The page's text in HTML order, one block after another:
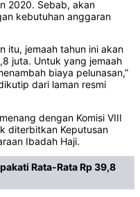
2020. Sebab, akan
kebutuhan anggaran
itu, jemaah tahun ini akan
juta. Untuk yang jemaah
biaya pelunasan,”
dari laman resmi
dengan Komisi VIII
diterbitkan Keputusan
Ibadah Haji.
Rata-Rata Rp 39,8